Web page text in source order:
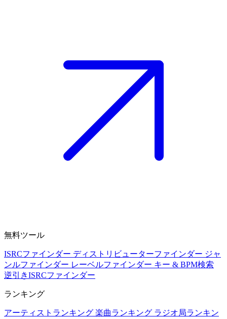
無料ツール
ISRCファインダー ディストリビューターファインダー ジャ
ンルファインダー レーベルファインダー キー & BPM検索
逆引きISRCファインダー
ランキング
アーティストランキング 楽曲ランキング ラジオ局ランキン